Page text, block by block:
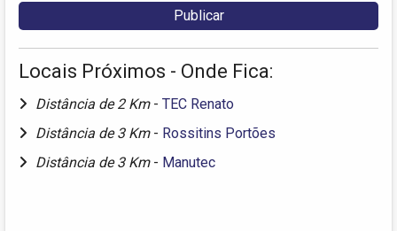
Locais Próximos - Onde Fica:
Distância de 2 Km - TEC Renato
Distância de 3 Km - Rossitins Portões
Distância de 3 Km - Manutec